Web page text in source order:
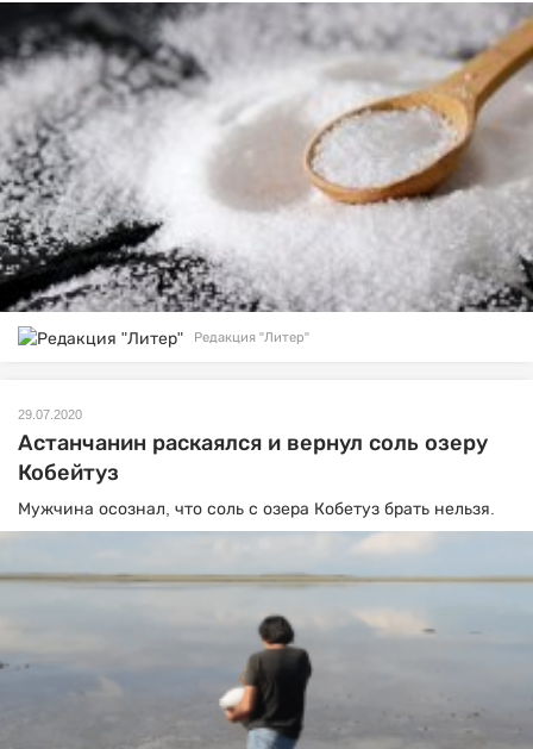
Редакция "Литер"
29.07.2020
Астанчанин раскаялся и вернул соль озеру
Кобейтуз
Мужчина осознал, что соль с озера Кобетуз брать нельзя.